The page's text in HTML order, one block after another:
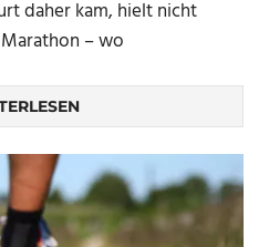
daher kam, hielt nicht
– wo